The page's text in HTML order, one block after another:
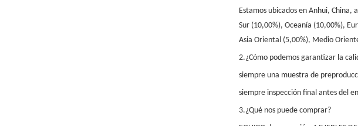
Estamos ubicados en Anhui,
Sur (10,00%), Oceanía (10,00%),
Asia Oriental (5,00%), Medio
2.¿Cómo podemos garantizar la
siempre una muestra de
siempre inspección final antes del
3.¿Qué nos puede comprar?